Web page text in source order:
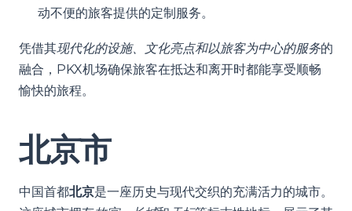
动不便的旅客提供的定制服务。
凭借其现代化的设施、文化亮点和以旅客为中心的服务的
融合，PKX机场确保旅客在抵达和离开时都能享受顺畅
愉快的旅程。
北京市
中国首都北京是一座历史与现代交织的充满活力的城市。